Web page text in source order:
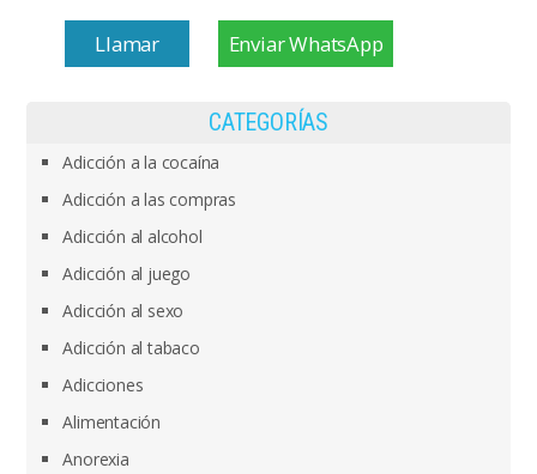
Llamar Enviar WhatsApp
CATEGORÍAS
Adicción a la cocaína
Adicción a las compras
Adicción al alcohol
Adicción al juego
Adicción al sexo
Adicción al tabaco
Adicciones
Alimentación
Anorexia